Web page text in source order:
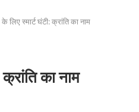
लिए स्मार्ट घंटी: क्रांति का नाम
का नाम